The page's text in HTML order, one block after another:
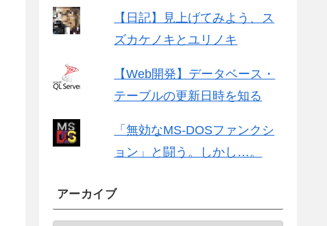
【日記】見上げてみよう、ス
ズカケノキとユリノキ
【Web開発】データベース・
テーブルの更新日時を知る
「無効なMS-DOSファンクシ
ョン」と闘う。しかし…。
アーカイブ